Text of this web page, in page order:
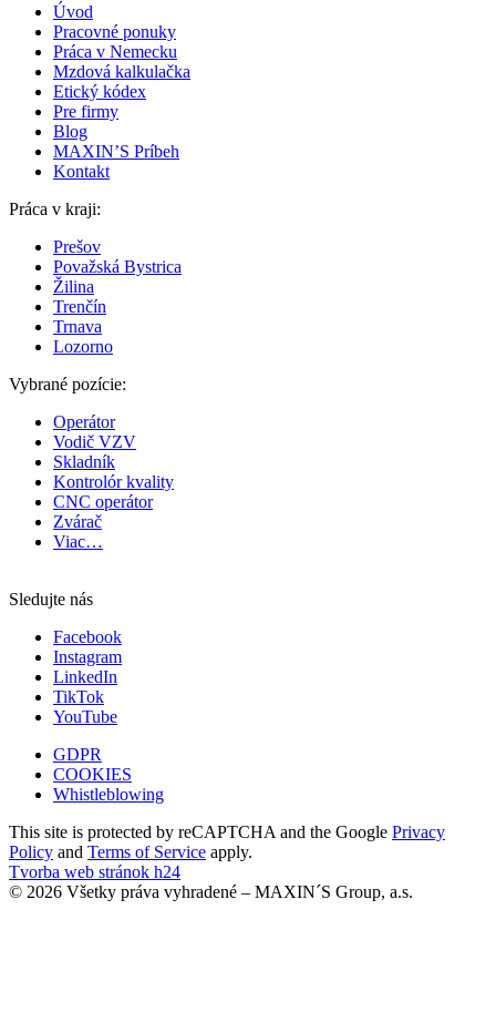
Úvod
Pracovné ponuky
Práca v Nemecku
Mzdová kalkulačka
Etický kódex
Pre firmy
Blog
MAXIN’S Príbeh
Kontakt
Práca v kraji:
Prešov
Považská Bystrica
Žilina
Trenčín
Trnava
Lozorno
Vybrané pozície:
Operátor
Vodič VZV
Skladník
Kontrolór kvality
CNC operátor
Zvárač
Viac…
Sledujte nás
Facebook
Instagram
LinkedIn
TikTok
YouTube
GDPR
COOKIES
Whistleblowing
This site is protected by reCAPTCHA and the Google Privacy
Policy and Terms of Service apply.
Tvorba web stránok h24
© 2026 Všetky práva vyhradené – MAXIN´S Group, a.s.